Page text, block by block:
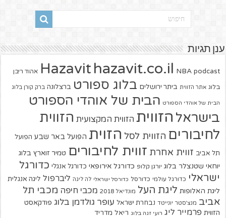
ענן תגיות
Hazavit hazavit.co.il NBA podcast אהוד ריבן
בלוג אתר הזווית ביתר ירושלים בלוג ספורט ברצלונה ברק קורן בלוג
הבית של אוהדי הספורט הבית של אוהדי הספורט
בישראל הזווית הזווית המקצועית הזווית
לחיבורים הזווית לסל הזוית הפועל באר שבע הפועל
תל אביב זווית אחרת זווית לחיבורים טמיר זוארץ בלוג
יוחאי שטנצלר בלוג יורגן קלופ כדורגל אירופאי כדורגל אנגלי כדורגל
ישראלי כדורגל עולמי כדורסל כדורסל ישראלי לה ליגה ליברפול ליגה אנגלית
ליגת האלופות ליגת העל מונדיאל 2018 מכבי חיפה מכבי תל
אביב מנצ'סטר יונייטד נבחרת ישראל עופר גולדמן בלוג פודקאסט
הזווית פרמייר ליג רועי זגה בלוג ריאל מדריד